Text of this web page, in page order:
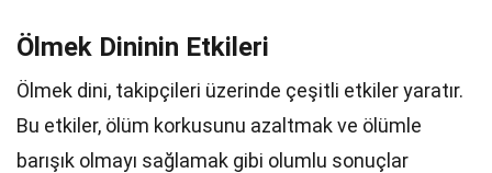
Ölmek Dininin Etkileri
Ölmek dini, takipçileri üzerinde çeşitli etkiler yaratır.
Bu etkiler, ölüm korkusunu azaltmak ve ölümle
barışık olmayı sağlamak gibi olumlu sonuçlar